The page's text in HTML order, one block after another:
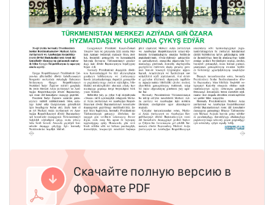
Скачайте полную версию в
формате PDF